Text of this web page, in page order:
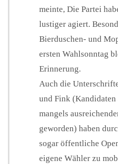
meinte, Die Partei
lustiger agiert.
Bierduschen- und
ersten Wahlsonntag
Erinnerung.
Auch die
und Fink (Kandidaten
mangels
geworden) haben
sogar öffentliche
eigene Wähler zu